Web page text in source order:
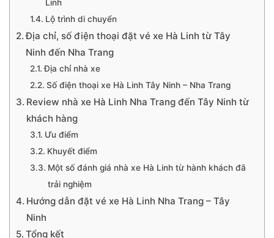
Linh
Lộ trình di chuyển
Địa chỉ, số điện thoại đặt vé xe Hà Linh từ Tây
Ninh đến Nha Trang
Địa chỉ nhà xe
Số điện thoại xe Hà Linh Tây Ninh – Nha Trang
Review nhà xe Hà Linh Nha Trang đến Tây Ninh từ
khách hàng
Ưu điểm
Khuyết điểm
Một số đánh giá nhà xe Hà Linh từ hành khách đã
trải nghiệm
Hướng dẫn đặt vé xe Hà Linh Nha Trang – Tây
Ninh
Tổng kết